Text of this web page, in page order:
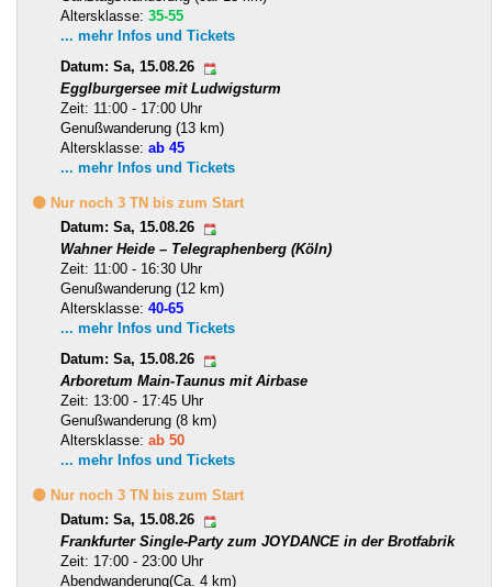
Altersklasse: 35-55
... mehr Infos und Tickets
Datum: Sa, 15.08.26
Egglburgersee mit Ludwigsturm
Zeit: 11:00 - 17:00 Uhr
Genußwanderung (13 km)
Altersklasse: ab 45
... mehr Infos und Tickets
🟡 Nur noch 3 TN bis zum Start
Datum: Sa, 15.08.26
Wahner Heide – Telegraphenberg (Köln)
Zeit: 11:00 - 16:30 Uhr
Genußwanderung (12 km)
Altersklasse: 40-65
... mehr Infos und Tickets
Datum: Sa, 15.08.26
Arboretum Main-Taunus mit Airbase
Zeit: 13:00 - 17:45 Uhr
Genußwanderung (8 km)
Altersklasse: ab 50
... mehr Infos und Tickets
🟡 Nur noch 3 TN bis zum Start
Datum: Sa, 15.08.26
Frankfurter Single-Party zum JOYDANCE in der Brotfabrik
Zeit: 17:00 - 23:00 Uhr
Abendwanderung(Ca. 4 km)